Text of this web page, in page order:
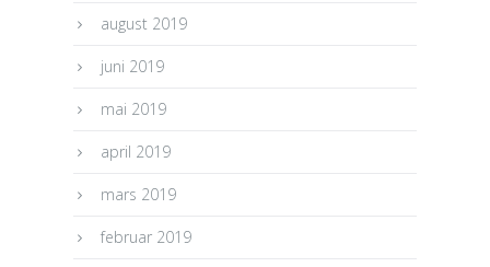
august 2019
juni 2019
mai 2019
april 2019
mars 2019
februar 2019